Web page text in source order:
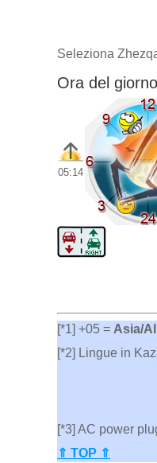
Seleziona
Ora del
05:14
[*1] +05 = Asia/
[*2] Lingue in
[*3] AC power
⇑ TOP ⇑